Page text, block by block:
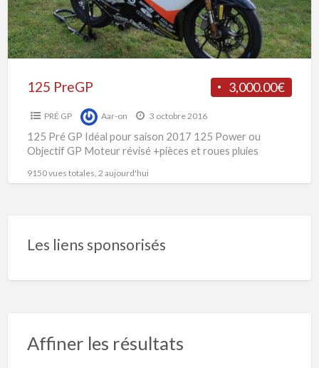
3,000.00€
125 PreGP
PRÉ GP Aar-on 3 octobre 2016
125 Pré GP Idéal pour saison 2017 125 Power ou
Objectif GP Moteur révisé +pièces et roues pluies
9150 vues totales, 2 aujourd'hui
Les liens sponsorisés
Affiner les résultats